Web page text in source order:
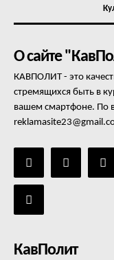
О сайте
КАВПОЛИТ - это
стремящихся быть в
вашем смартфоне. По
КавПолит